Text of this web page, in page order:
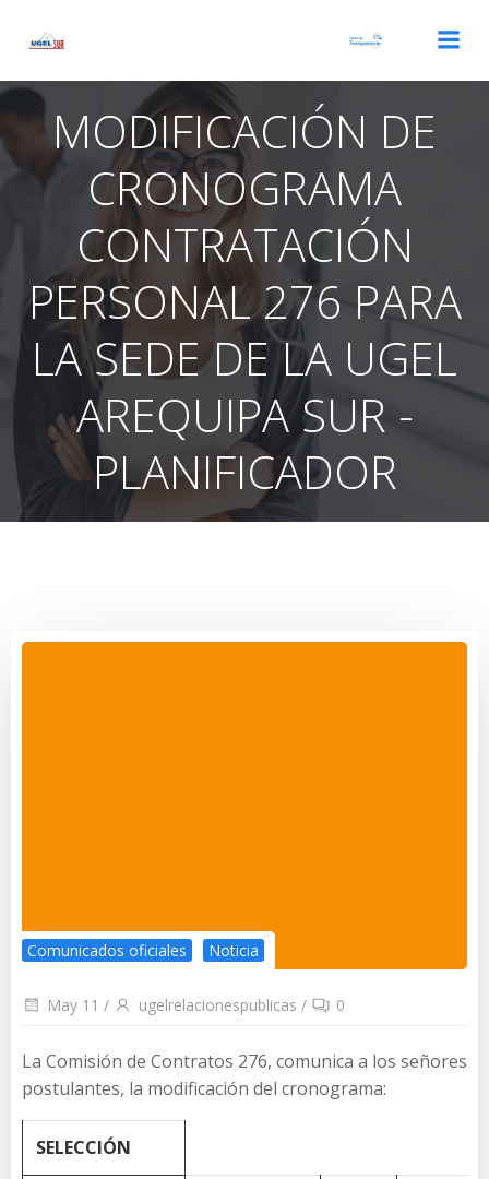
MODIFICACIÓN DE
CRONOGRAMA
CONTRATACIÓN
PERSONAL 276 PARA
LA SEDE DE LA UGEL
AREQUIPA SUR -
PLANIFICADOR
Comunicados oficiales Noticia
May 11 / ugelrelacionespublicas / 0
La Comisión de Contratos 276, comunica a los señores
postulantes, la modificación del cronograma:
SELECCIÓN